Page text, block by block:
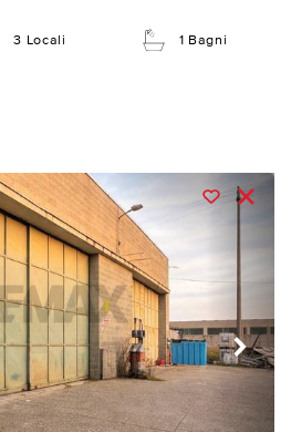
3 Locali 1 Bagni